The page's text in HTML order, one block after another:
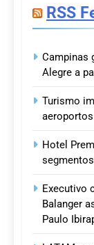
RSS
Campinas
Alegre a
Turismo
aeroportos
Hotel
Executivo
Balanger
Paulo